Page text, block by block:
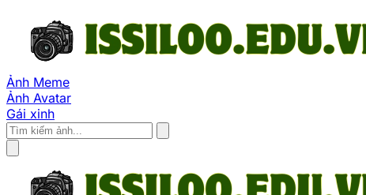
Ảnh Meme
Ảnh Avatar
Gái xinh